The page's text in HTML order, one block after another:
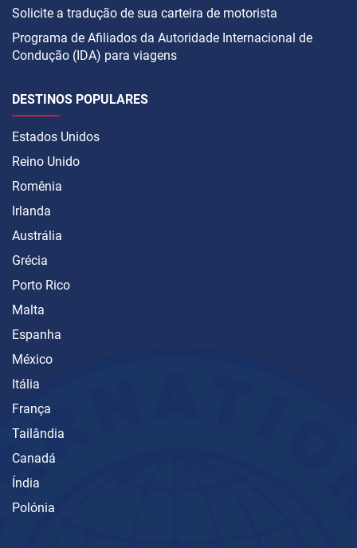
Solicite a tradução de sua carteira de motorista
Programa de Afiliados da Autoridade Internacional de
Condução (IDA) para viagens
DESTINOS POPULARES
Estados Unidos
Reino Unido
Romênia
Irlanda
Austrália
Grécia
Porto Rico
Malta
Espanha
México
Itália
França
Tailândia
Canadá
Índia
Polónia